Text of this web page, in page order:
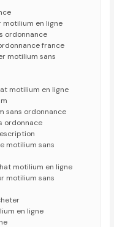
motilium en ligne
ordonnance
france
motilium sans
motilium en ligne
sans ordonnance
ordonnace
motilium sans
motilium en ligne
motilium sans
en ligne